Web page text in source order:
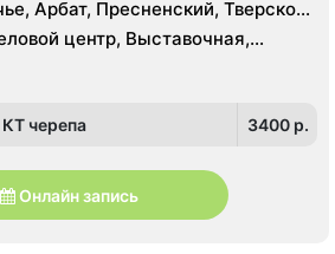
Арбат, Пресненский, Тверской,
центр, Выставочная,
им. Ленина, Баррикадная,
Кропоткинская, Парк
черепа 3400 p.
Онлайн запись